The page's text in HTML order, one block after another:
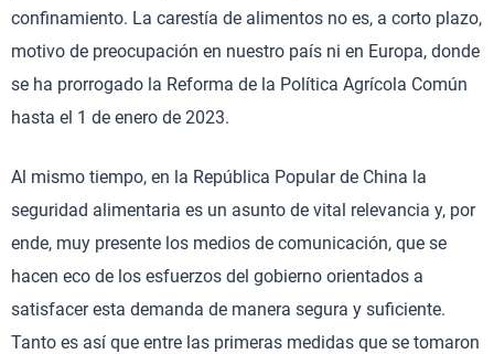
confinamiento. La carestía de alimentos no es, a corto plazo,
motivo de preocupación en nuestro país ni en Europa, donde
se ha prorrogado la Reforma de la Política Agrícola Común
hasta el 1 de enero de 2023.
Al mismo tiempo, en la República Popular de China la
seguridad alimentaria es un asunto de vital relevancia y, por
ende, muy presente los medios de comunicación, que se
hacen eco de los esfuerzos del gobierno orientados a
satisfacer esta demanda de manera segura y suficiente.
Tanto es así que entre las primeras medidas que se tomaron